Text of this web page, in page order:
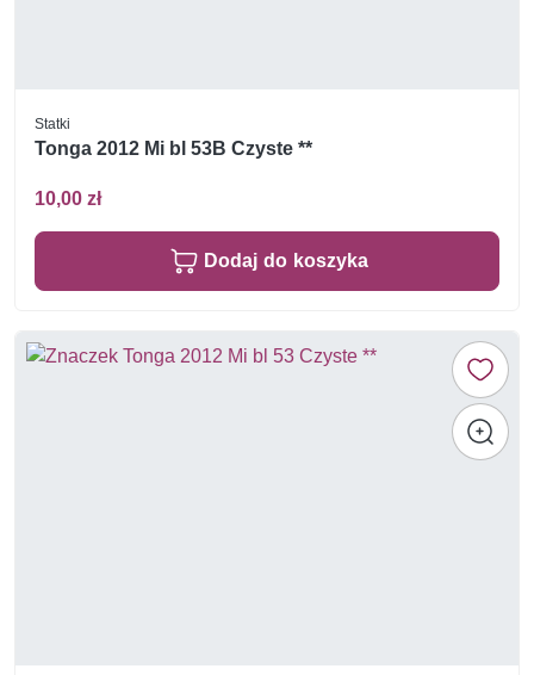
Statki
Tonga 2012 Mi bl 53B Czyste **
10,00 zł
Dodaj do koszyka